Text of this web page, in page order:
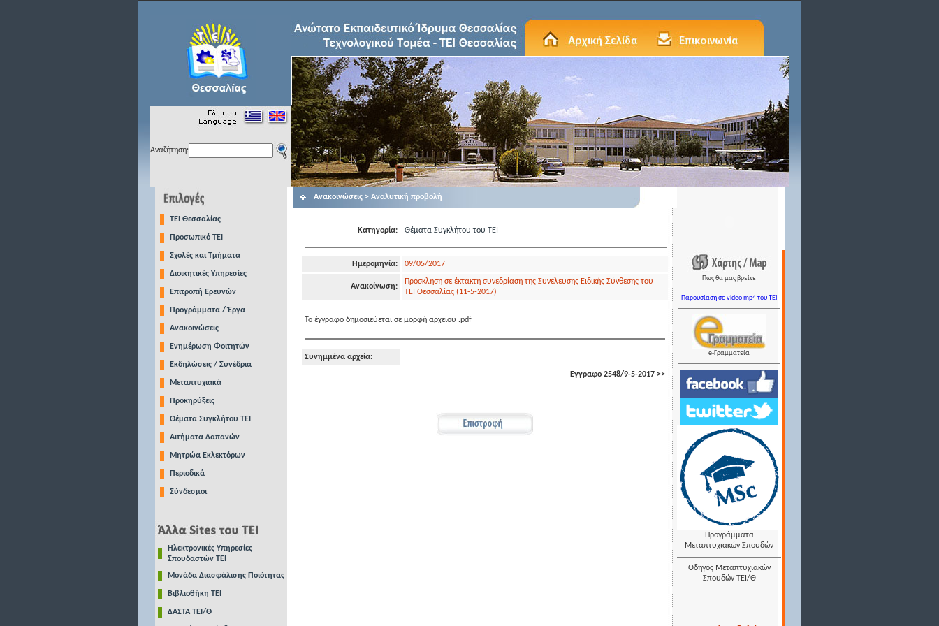
Αναζήτηση:
TEI Θεσσαλίας
Προσωπικό ΤΕΙ
Σχολές και Τμήματα
Διοικητικές Υπηρεσίες
Επιτροπή Ερευνών
Προγράμματα / Έργα
Ανακοινώσεις
Ενημέρωση Φοιτητών
Εκδηλώσεις / Συνέδρια
Μεταπτυχιακά
Προκηρύξεις
Θέματα Συγκλήτου ΤΕΙ
Αιτήματα Δαπανών
Μητρώα Εκλεκτόρων
Περιοδικά
Σύνδεσμοι
Ηλεκτρονικές Υπηρεσίες
Σπουδαστών ΤΕΙ
Μονάδα Διασφάλισης Ποιότητας
Βιβλιοθήκη ΤΕΙ
ΔΑΣΤΑ ΤΕΙ/Θ
Ανακοινώσεις > Αναλυτική προβολή
Κατηγορία: Θέματα Συγκλήτου του ΤΕΙ
Ημερομηνία: 09/05/2017
Ανακοίνωση:
Πρόσκληση σε έκτακτη συνεδρίαση της Συνέλευσης Ειδικής Σύνθεσης του
ΤΕΙ Θεσσαλίας (11-5-2017)
Το έγγραφο δημοσιεύεται σε μορφή αρχείου .pdf
Συνημμένα αρχεία:
Εγγραφο 2548/9-5-2017 >>
Πως θα μας βρείτε
Παρουσίαση σε video mp4 του TEI
e-Γραμματεία
Προγράμματα
Μεταπτυχιακών Σπουδών
Οδηγός Μεταπτυχιακών
Σπουδών ΤΕΙ/Θ